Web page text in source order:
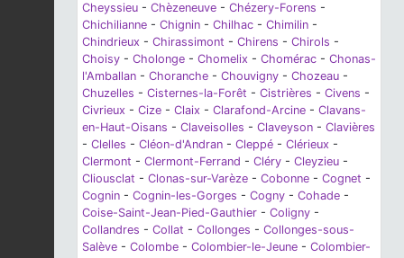
Cheyssieu - Chèzeneuve - Chézery-Forens -
Chichilianne - Chignin - Chilhac - Chimilin -
Chindrieux - Chirassimont - Chirens - Chirols -
Choisy - Cholonge - Chomelix - Chomérac - Chonas-
l'Amballan - Choranche - Chouvigny - Chozeau -
Chuzelles - Cisternes-la-Forêt - Cistrières - Civens -
Civrieux - Cize - Claix - Clarafond-Arcine - Clavans-
en-Haut-Oisans - Claveisolles - Claveyson - Clavières
- Clelles - Cléon-d'Andran - Cleppé - Clérieux -
Clermont - Clermont-Ferrand - Cléry - Cleyzieu -
Cliousclat - Clonas-sur-Varèze - Cobonne - Cognet -
Cognin - Cognin-les-Gorges - Cogny - Cohade -
Coise-Saint-Jean-Pied-Gauthier - Coligny -
Collandres - Collat - Collonges - Collonges-sous-
Salève - Colombe - Colombier-le-Jeune - Colombier-